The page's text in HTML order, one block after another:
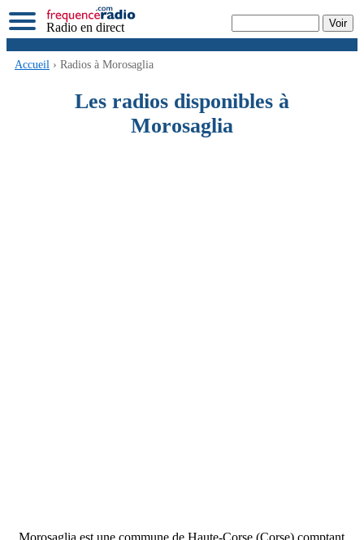
Radio en direct
Accueil › Radios à Morosaglia
Les radios disponibles à
Morosaglia
Morosaglia est une commune de Haute-Corse (Corse) comptant